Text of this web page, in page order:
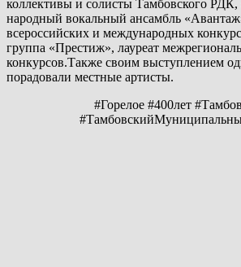
коллективы и солисты Тамбовского РДК,
народный вокальный ансамбль
всероссийских и международных
группа «Престиж», лауреат
конкурсов.Также своим выступлением
порадовали местные артисты.
#Горелое #400лет